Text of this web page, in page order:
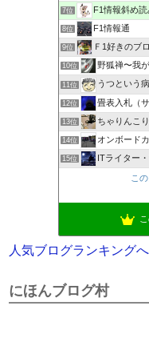
7位 F1情報斜め
8位 F1情報通
9位 Ｆ1好きのブ
10位 野狐禅〜我
11位 うつという
12位 畳表入札（
13位 ちゃりんこ
14位 オンボード
15位 ITライター
こ
人気ブログランキングへ
にほんブログ村